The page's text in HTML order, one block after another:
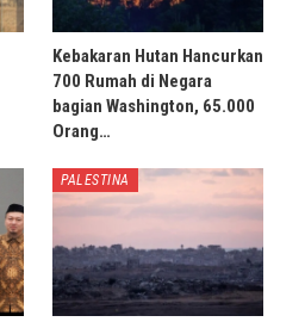
Kebakaran Hutan Hancurkan
700 Rumah di Negara
bagian Washington, 65.000
Orang…
PALESTINA